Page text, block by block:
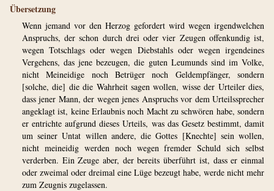
Übersetzung
Wenn jemand vor den Herzog gefordert wird wegen irgendwelchen
Anspruchs, der schon durch drei oder vier Zeugen offenkundig ist,
wegen Totschlags oder wegen Diebstahls oder wegen irgendeines
Vergehens, das jene bezeugen, die guten Leumunds sind im Volke,
nicht Meineidige noch Betrüger noch Geldempfänger, sondern
[solche, die] die die Wahrheit sagen wollen, wisse der Urteiler dies,
dass jener Mann, der wegen jenes Anspruchs vor dem Urteilssprecher
angeklagt ist, keine Erlaubnis noch Macht zu schwören habe, sondern
er entrichte aufgrund dieses Urteils, was das Gesetz bestimmt, damit
um seiner Untat willen andere, die Gottes [Knechte] sein wollen,
nicht meineidig werden noch wegen fremder Schuld sich selbst
verderben. Ein Zeuge aber, der bereits überführt ist, dass er einmal
oder zweimal oder dreimal eine Lüge bezeugt habe, werde nicht mehr
zum Zeugnis zugelassen.